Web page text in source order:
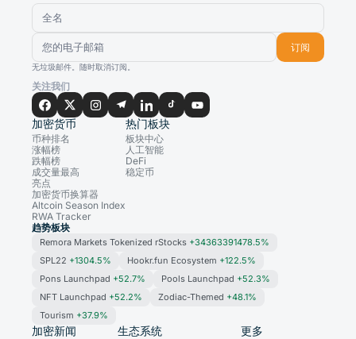
订阅
无垃圾邮件。随时取消订阅。
关注我们
加密货币
币种排名
涨幅榜
跌幅榜
成交量最高
亮点
加密货币换算器
Altcoin Season Index
RWA Tracker
热门板块
板块中心
人工智能
DeFi
稳定币
趋势板块
Remora Markets Tokenized rStocks +34363391478.5%
SPL22 +1304.5% Hookr.fun Ecosystem +122.5%
Pons Launchpad +52.7% Pools Launchpad +52.3%
NFT Launchpad +52.2% Zodiac-Themed +48.1%
Tourism +37.9%
加密新闻 生态系统 更多